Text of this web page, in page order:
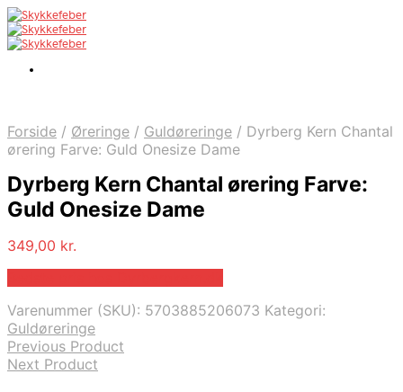
Forside / Øreringe / Guldøreringe / Dyrberg Kern Chantal
ørering Farve: Guld Onesize Dame
Dyrberg Kern Chantal ørering Farve:
Guld Onesize Dame
349,00 kr.
Varenummer (SKU): 5703885206073 Kategori:
Guldøreringe
Previous Product
Next Product